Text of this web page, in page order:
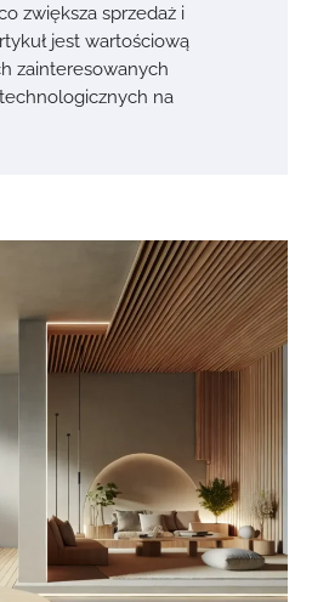
zwiększa sprzedaż i
jest wartościową
zainteresowanych
na